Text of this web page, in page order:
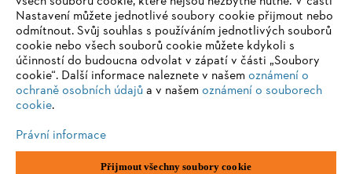
Zásady ochrany osobních údajů
Nastavení můžete jednotlivé soubory cookie přijmout nebo
odmítnout. Svůj souhlas s používáním jednotlivých souborů
cookie nebo všech souborů cookie můžete kdykoli s
účinností do budoucna odvolat v zápatí v části „Soubory
cookie“. Další informace naleznete v našem oznámení o
ochraně osobních údajůa v našem oznámení o souborech
cookie.
Právní informace
Přijmout všechny soubory cookie